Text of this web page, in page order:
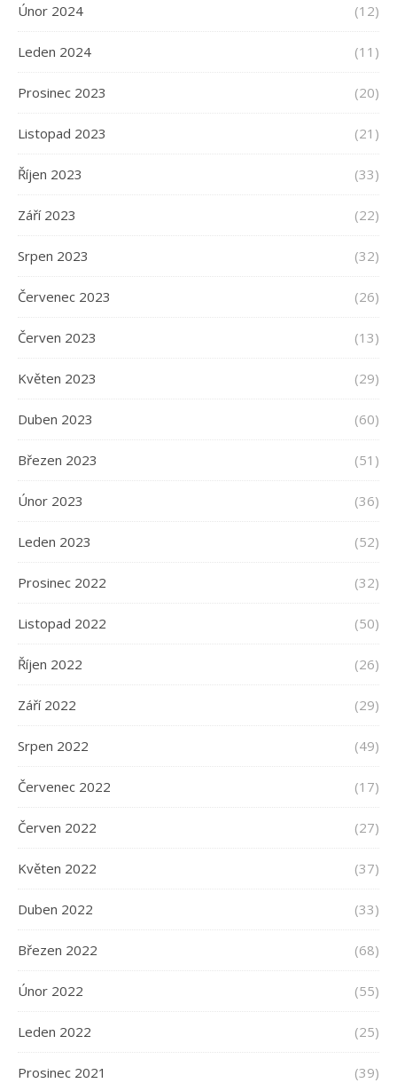
Únor 2024 (12)
Leden 2024 (11)
Prosinec 2023 (20)
Listopad 2023 (21)
Říjen 2023 (33)
Září 2023 (22)
Srpen 2023 (32)
Červenec 2023 (26)
Červen 2023 (13)
Květen 2023 (29)
Duben 2023 (60)
Březen 2023 (51)
Únor 2023 (36)
Leden 2023 (52)
Prosinec 2022 (32)
Listopad 2022 (50)
Říjen 2022 (26)
Září 2022 (29)
Srpen 2022 (49)
Červenec 2022 (17)
Červen 2022 (27)
Květen 2022 (37)
Duben 2022 (33)
Březen 2022 (68)
Únor 2022 (55)
Leden 2022 (25)
Prosinec 2021 (39)